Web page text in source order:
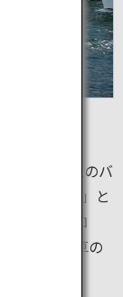
息する野生のバ
車で行こう」と
室、エアコ
明海、天草の